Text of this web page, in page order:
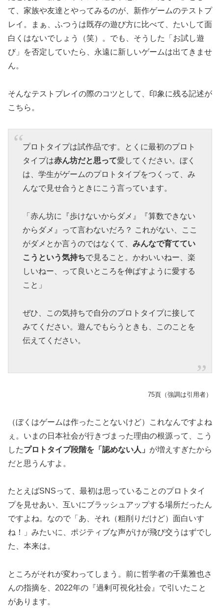
て、家族や友達とやってみるのが、新作ゲームのテストプ
レイ。まぁ、ふつうは既存の遊び方に比べて、たいして面
白くはないでしょう（笑）。でも、そうした「お試し遊
び」を否定していたら、永遠に新しいゲームは出てきませ
ん。
そんなテストプレイの際のコツとして、印象に残る記述が
こちら。
プロトタイプは試作品です。とくに最初のプロト
タイプは赤ん坊だと思って愛してください。ぼく
は、学生がゲームのプロトタイプをつくって、み
んなで見せ合うときにこう言っています。
「赤ん坊に『歩けないからダメ』『算数できない
からダメ』って言わないだろ？ これがない、ここ
がダメとか言うのではなくて、 みんなで育ててい
こうという気持ちで見ること。かわいいねー、楽
しいねー、って良いところを伸ばすように愛する
こと」
ぜひ、この気持ちで自分のプロトタイプに接して
みてください。遊んでもらうときも、このことを
伝えてください。
75頁（強調は引用者）
（ぼくはゲームは作ったことないけど）これなんですよね
ぇ。いまの日本社会が行きづまった理由の根源って、こう
したプロトタイプ段階を「認めない人」 が増えすぎたから
だと思うんすよ。
たとえばSNSって、最初は思っていることのプロトタイ
プを見せあい、互いにブラッシュアップする場所だったん
ですよね。なので「あ、それ（粗削りだけど）面白いす
ね！」みたいに、ポジティブな声がけが飛び交うはずでし
た、本来は。
ところがそれが変わってしまう。前に哲学者の千葉雅也さ
んの指摘を、2022年の『過剰可視化社会』で引いたこと
があります。